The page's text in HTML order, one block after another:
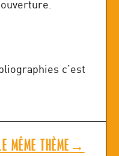
c’est
MÊME THÈME →